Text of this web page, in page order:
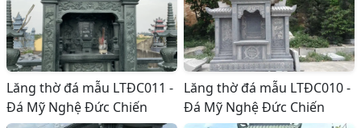
Lăng thờ đá mẫu LTĐC011 -
Đá Mỹ Nghệ Đức Chiến
Lăng thờ đá mẫu LTĐC010 -
Đá Mỹ Nghệ Đức Chiến